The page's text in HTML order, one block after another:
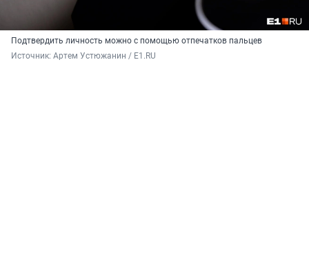
Подтвердить личность можно с помощью отпечатков пальцев
Источник: Артем Устюжанин / E1.RU